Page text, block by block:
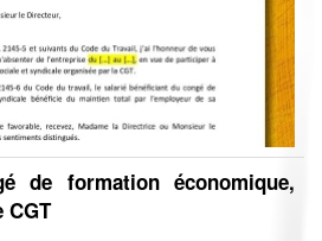
de formation économique,
CGT